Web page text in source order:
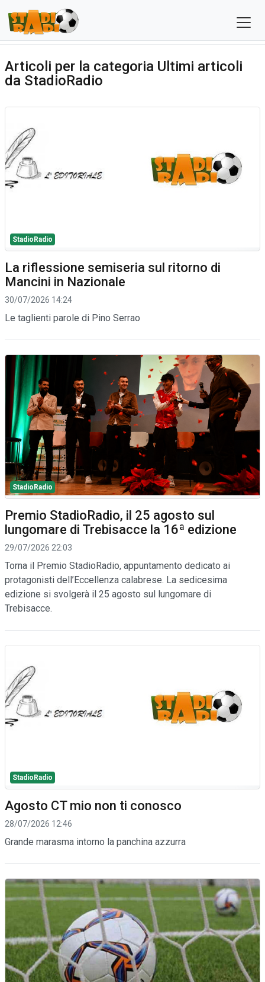
Articoli per la categoria Ultimi articoli
da StadioRadio
StadioRadio
La riflessione semiseria sul ritorno di
Mancini in Nazionale
30/07/2026 14:24
Le taglienti parole di Pino Serrao
StadioRadio
Premio StadioRadio, il 25 agosto sul
lungomare di Trebisacce la 16ª edizione
29/07/2026 22:03
Torna il Premio StadioRadio, appuntamento dedicato ai
protagonisti dell’Eccellenza calabrese. La sedicesima
edizione si svolgerà il 25 agosto sul lungomare di
Trebisacce.
StadioRadio
Agosto CT mio non ti conosco
28/07/2026 12:46
Grande marasma intorno la panchina azzurra